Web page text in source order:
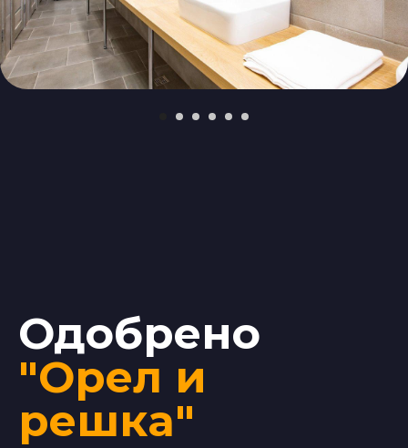
Одобрено
"Орел и
решка"